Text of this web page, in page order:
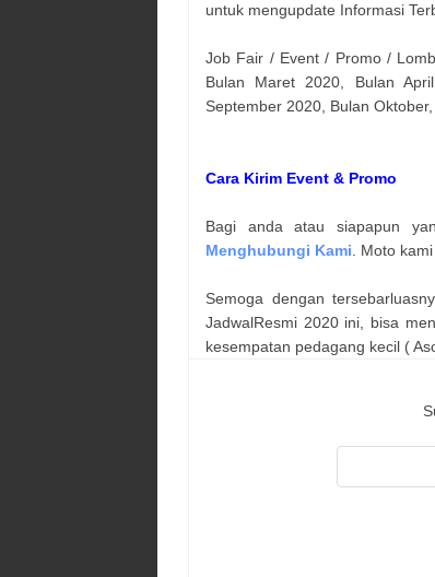
untuk mengupdate Informasi
Job Fair / Event / Promo /
Bulan Maret 2020, Bulan
September 2020, Bulan
Cara Kirim Event & Promo
Bagi anda atau siapapun
Menghubungi Kami. Moto
Semoga dengan
JadwalResmi 2020 ini, bisa
kesempatan pedagang kecil (